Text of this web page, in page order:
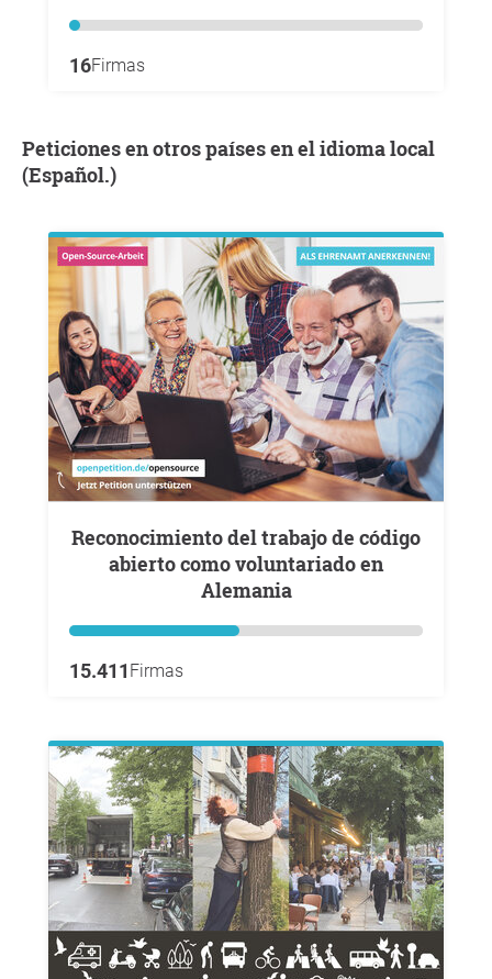
16Firmas
Peticiones en otros países en el idioma local
(Español.)
Reconocimiento del trabajo de código
abierto como voluntariado en
Alemania
15.411 Firmas